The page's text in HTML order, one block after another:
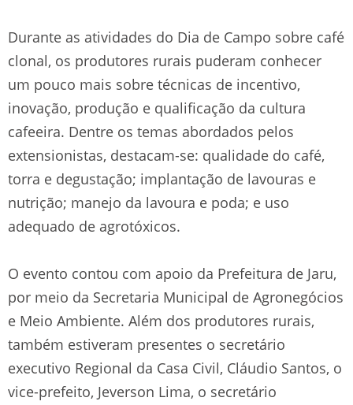
Durante as atividades do Dia de Campo sobre café
clonal, os produtores rurais puderam conhecer
um pouco mais sobre técnicas de incentivo,
inovação, produção e qualificação da cultura
cafeeira. Dentre os temas abordados pelos
extensionistas, destacam-se: qualidade do café,
torra e degustação; implantação de lavouras e
nutrição; manejo da lavoura e poda; e uso
adequado de agrotóxicos.
O evento contou com apoio da Prefeitura de Jaru,
por meio da Secretaria Municipal de Agronegócios
e Meio Ambiente. Além dos produtores rurais,
também estiveram presentes o secretário
executivo Regional da Casa Civil, Cláudio Santos, o
vice-prefeito, Jeverson Lima, o secretário